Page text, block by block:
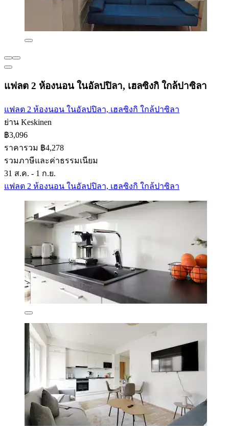
แฟลต 2 ห้องนอน ในอัลปปิลา, เฮลซิงกิ ใกล้ปาซิลา
แฟลต 2 ห้องนอน ในอัลปปิลา, เฮลซิงกิ ใกล้ปาซิลา
ย่าน Keskinen
฿3,096
ราคารวม ฿4,278
รวมภาษีและค่าธรรมเนียม
31 ส.ค. - 1 ก.ย.
แฟลต 2 ห้องนอน ในอัลปปิลา, เฮลซิงกิ ใกล้ปาซิลา